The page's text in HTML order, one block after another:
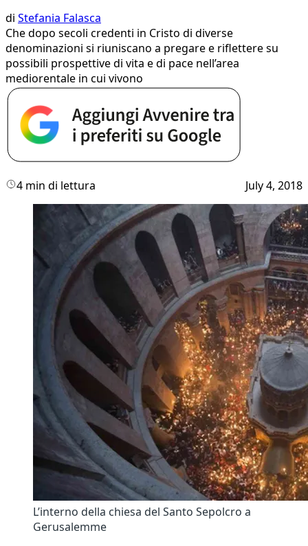
di Stefania Falasca
Che dopo secoli credenti in Cristo di diverse
denominazioni si riuniscano a pregare e riflettere su
possibili prospettive di vita e di pace nell’area
mediorentale in cui vivono
4 min di lettura July 4, 2018
L’interno della chiesa del Santo Sepolcro a
Gerusalemme